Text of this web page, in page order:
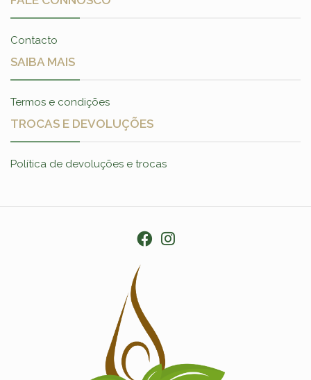
Contacto
SAIBA MAIS
Termos e condições
TROCAS E DEVOLUÇÕES
Política de devoluções e trocas